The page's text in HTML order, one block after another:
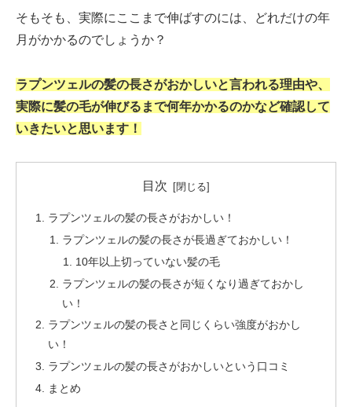
そもそも、実際にここまで伸ばすのには、どれだけの年
月がかかるのでしょうか？
ラプンツェルの髪の長さがおかしいと言われる理由や、
実際に髪の毛が伸びるまで何年かかるのかなど確認して
いきたいと思います！
目次
ラプンツェルの髪の長さがおかしい！
ラプンツェルの髪の長さが長過ぎておかしい！
10年以上切っていない髪の毛
ラプンツェルの髪の長さが短くなり過ぎておかし
い！
ラプンツェルの髪の長さと同じくらい強度がおかし
い！
ラプンツェルの髪の長さがおかしいという口コミ
まとめ